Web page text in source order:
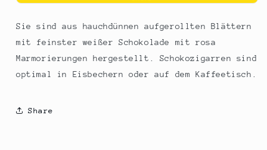
Sie sind aus hauchdünnen aufgerollten Blättern
mit feinster weißer Schokolade mit rosa
Marmorierungen hergestellt. Schokozigarren sind
optimal in Eisbechern oder auf dem Kaffeetisch.
Share